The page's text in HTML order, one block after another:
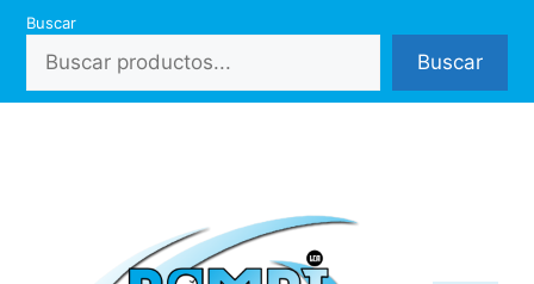
Saltar
contenido
Buscar
Buscar